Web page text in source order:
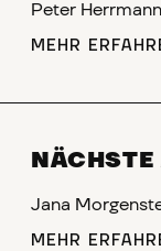
Peter Herrmann
MEHR
Jana
MEHR